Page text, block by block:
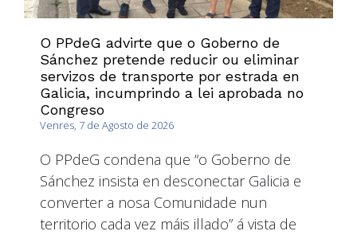
O PPdeG advirte que o Goberno de
Sánchez pretende reducir ou eliminar
servizos de transporte por estrada en
Galicia, incumprindo a lei aprobada no
Congreso
Venres, 7 de Agosto de 2026
O PPdeG condena que “o Goberno de
Sánchez insista en desconectar Galicia e
converter a nosa Comunidade nun
territorio cada vez máis illado” á vista de